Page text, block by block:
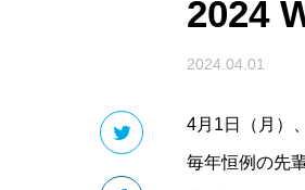
2024
2024.04.01
4月1日（月）
毎年恒例の先